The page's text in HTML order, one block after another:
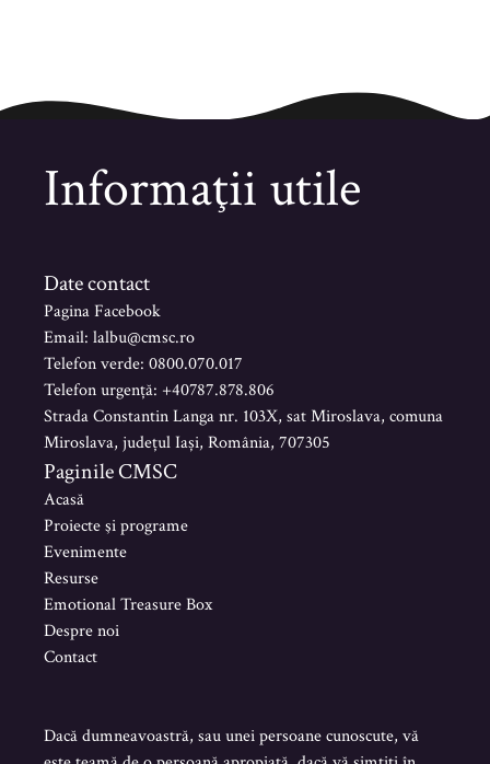
Informaţii utile
Date contact
Pagina Facebook
Email: lalbu@cmsc.ro
Telefon verde: 0800.070.017
Telefon urgență: +40787.878.806
Strada Constantin Langa nr. 103X, sat Miroslava, comuna
Miroslava, județul Iași, România, 707305
Paginile CMSC
Acasă
Proiecte şi programe
Evenimente
Resurse
Emotional Treasure Box
Despre noi
Contact
Dacă dumneavoastră, sau unei persoane cunoscute, vă